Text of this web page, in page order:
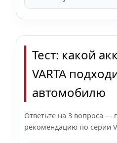
Тест: какой
VARTA
автомобилю
Ответьте на 3 вопроса —
рекомендацию по серии